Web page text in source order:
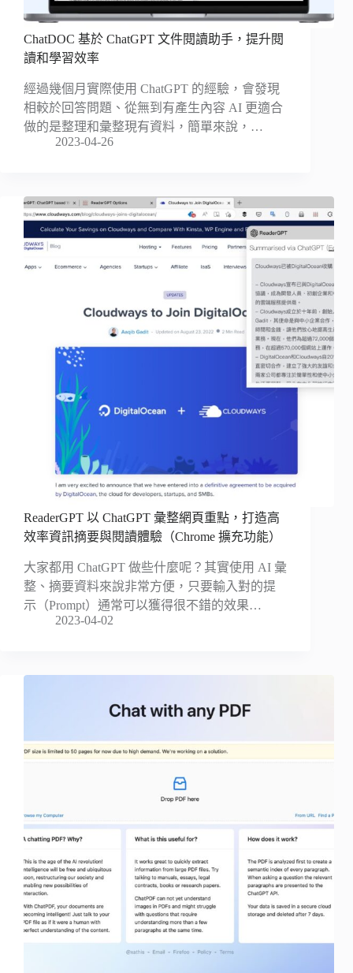
ChatDOC 基於 ChatGPT 文件閱讀助手，提升閱
讀和學習效率
經過幾個月實際使用 ChatGPT 的經驗，會發現
相較於回答問題、從無到有產生內容 AI 更適合
做的是整理和彙整現有資料，簡單來說，…
2023-04-26
ReaderGPT 以 ChatGPT 彙整網頁重點，打造高
效率資訊摘要與閱讀體驗（Chrome 擴充功能）
大家都用 ChatGPT 做些什麼呢？其實使用 AI 彙
整、摘要資料來說非常方便，只要輸入對的提
示（Prompt）通常可以獲得很不錯的效果…
2023-04-02